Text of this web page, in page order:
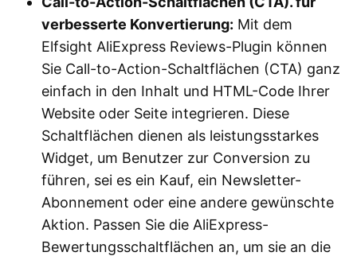
Store-Integration:
Genießen Sie AliExpress-Bewertungen:
verbesserte Konvertierung: Mit dem
Elfsight AliExpress Reviews-Plugin können
Sie Call-to-Action-Schaltflächen (CTA) ganz
einfach in den Inhalt und HTML-Code Ihrer
Website oder Seite integrieren. Diese
Schaltflächen dienen als leistungsstarkes
Widget, um Benutzer zur Conversion zu
führen, sei es ein Kauf, ein Newsletter-
Abonnement oder eine andere gewünschte
Aktion. Passen Sie die AliExpress-
Bewertungsschaltflächen an, um sie an die